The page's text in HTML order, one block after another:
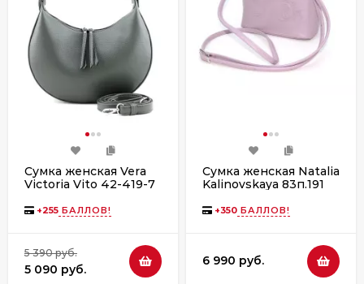
Сумка женская Vera
Victoria Vito 42-419-7
+255 БАЛЛОВ!
5 390 руб.
5 090 руб.
Сумка женская Natalia
Kalinovskaya 83п.191
флотер
+350 БАЛЛОВ!
6 990 руб.